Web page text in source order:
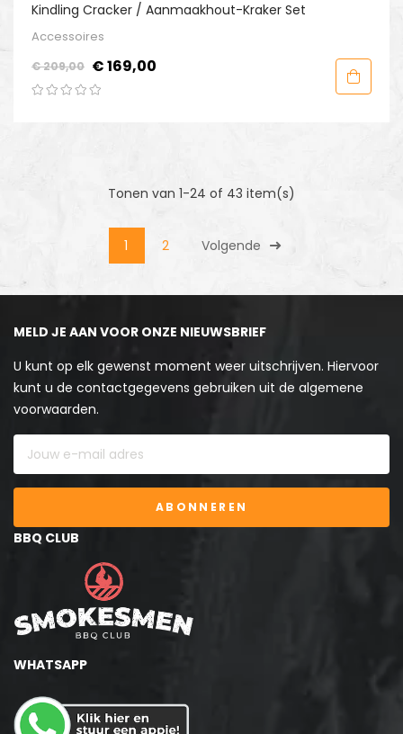
PAKKET
Kindling Cracker / Aanmaakhout-Kraker Set
Accessoires
Normale
prijs
€ 209,00 Prijs
€ 169,00
Tonen van 1-24 of 43 item(s)
1 2 Volgende
MELD JE AAN VOOR ONZE NIEUWSBRIEF
U kunt op elk gewenst moment weer uitschrijven. Hiervoor
kunt u de contactgegevens gebruiken uit de algemene
voorwaarden.
ABONNEREN
BBQ CLUB
WHATSAPP